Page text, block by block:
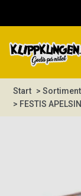
Start > Sortiment
> FESTIS